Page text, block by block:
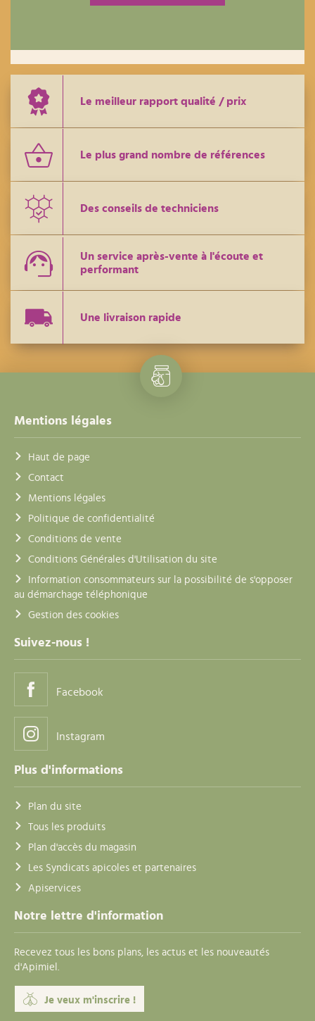
Le meilleur rapport qualité / prix
Le plus grand nombre de références
Des conseils de techniciens
Un service après-vente à l'écoute et
performant
Une livraison rapide
Mentions légales
Haut de page
Contact
Mentions légales
Politique de confidentialité
Conditions de vente
Conditions Générales d'Utilisation du site
Information consommateurs sur la possibilité de s'opposer
au démarchage téléphonique
Gestion des cookies
Suivez-nous !
Facebook
Instagram
Plus d'informations
Plan du site
Tous les produits
Plan d'accès du magasin
Les Syndicats apicoles et partenaires
Apiservices
Notre lettre d'information
Recevez tous les bons plans, les actus et les nouveautés
d'Apimiel.
Je veux m'inscrire !